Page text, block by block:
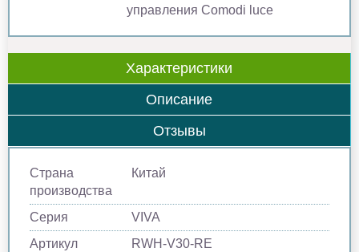
управления Comodi luce
Характеристики
Описание
Отзывы
Страна
производства
Китай
Серия
VIVA
Артикул
RWH-V30-RE